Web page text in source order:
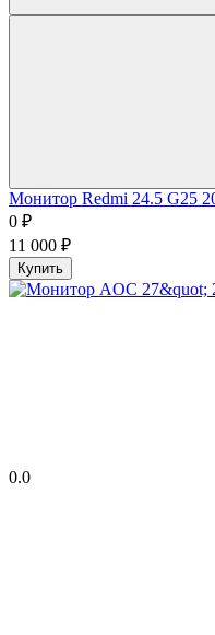
Монитор Redmi 24.5 G25
0 ₽
11 000 ₽
Купить
0.0